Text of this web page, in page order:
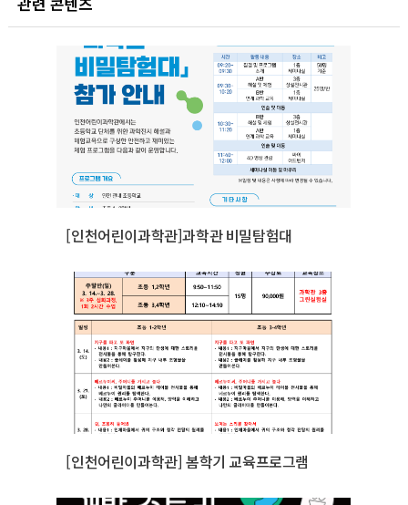
[인천어린이과학관]과학관 비밀탐험대
[인천어린이과학관] 봄학기 교육프로그램